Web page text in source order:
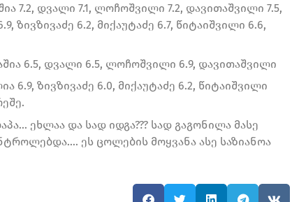
7.2, დვალი 7.1, ლოჩოშვილი 7.2, დავითაშვილი 7.5,
ზივზივაძე 6.2, მიქაუტაძე 6.7, წიტაიშვილი 6.6,
6.5, დვალი 6.5, ლოჩოშვილი 6.9, დავითაშვილი
6.9, ზივზივაძე 6.0, მიქაუტაძე 6.2, წიტაიშვილი
ეხლაა და სად იდგა??? სად გაგონილა მასე
ეს ცოლების მოყვანა ასე საზიანოა